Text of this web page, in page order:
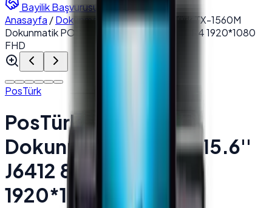
Bayilik Başvurusu
Anasayfa /Dokunmatik POS PC/PosTürk TX-1560M
Dokunmatik POS PC 15.6'' J6412 8 GB DDR4 1920*1080
FHD
PosTürk
PosTürk TX-1560M
Dokunmatik POS PC 15.6''
J6412 8 GB DDR4
1920*1080 FHD